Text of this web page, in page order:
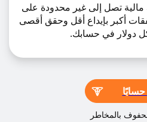
مالية تصل إلى غير محدودة على
أكبر بإيداع أقل وحقق أقصى
دولار في حسابك.
حسابًا
بالمخاطر